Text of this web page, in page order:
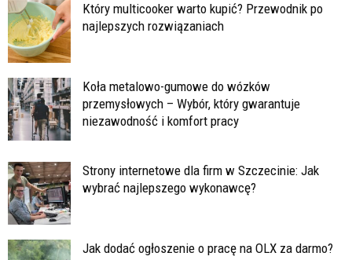
Który multicooker warto kupić? Przewodnik po
najlepszych rozwiązaniach
Koła metalowo-gumowe do wózków
przemysłowych – Wybór, który gwarantuje
niezawodność i komfort pracy
Strony internetowe dla firm w Szczecinie: Jak
wybrać najlepszego wykonawcę?
Jak dodać ogłoszenie o pracę na OLX za darmo?